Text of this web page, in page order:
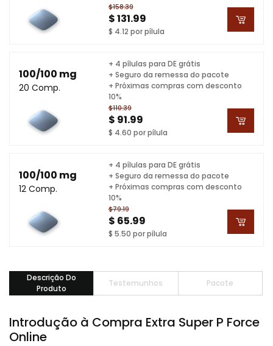
$158.39
$ 131.99
$ 4.12 por pílula
100/100 mg
20 Comp.
$110.39
$ 91.99
$ 4.60 por pílula
+ 4 pílulas para DE grátis
+ Seguro da remessa do pacote
+ Próximas compras com desconto
10%
100/100 mg
12 Comp.
$79.19
$ 65.99
$ 5.50 por pílula
+ 4 pílulas para DE grátis
+ Seguro da remessa do pacote
+ Próximas compras com desconto
10%
Descrição Do
Produto
Testemunhos Pacote
Introdução à Compra Extra Super P Force
Online